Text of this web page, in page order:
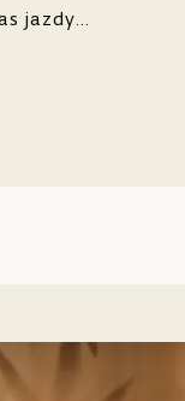
jazdy
Na
i kempingi